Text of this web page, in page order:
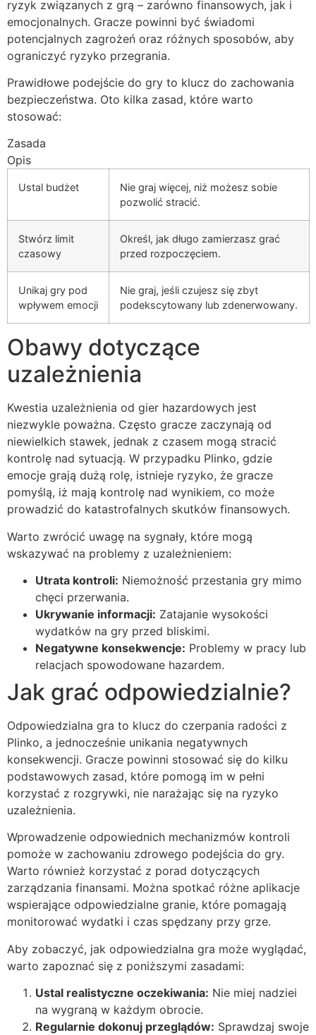
ryzyk związanych z grą – zarówno finansowych, jak i
emocjonalnych. Gracze powinni być świadomi
potencjalnych zagrożeń oraz różnych sposobów, aby
ograniczyć ryzyko przegrania.
Prawidłowe podejście do gry to klucz do zachowania
bezpieczeństwa. Oto kilka zasad, które warto
stosować:
Zasada
Opis
Ustal budżet
Nie graj więcej, niż możesz sobie
pozwolić stracić.
Stwórz limit
czasowy
Określ, jak długo zamierzasz grać
przed rozpoczęciem.
Unikaj gry pod
wpływem emocji
Nie graj, jeśli czujesz się zbyt
podekscytowany lub zdenerwowany.
Obawy dotyczące
uzależnienia
Kwestia uzależnienia od gier hazardowych jest
niezwykle poważna. Często gracze zaczynają od
niewielkich stawek, jednak z czasem mogą stracić
kontrolę nad sytuacją. W przypadku Plinko, gdzie
emocje grają dużą rolę, istnieje ryzyko, że gracze
pomyślą, iż mają kontrolę nad wynikiem, co może
prowadzić do katastrofalnych skutków finansowych.
Warto zwrócić uwagę na sygnały, które mogą
wskazywać na problemy z uzależnieniem:
Utrata kontroli: Niemożność przestania gry mimo
chęci przerwania.
Ukrywanie informacji: Zatajanie wysokości
wydatków na gry przed bliskimi.
Negatywne konsekwencje: Problemy w pracy lub
relacjach spowodowane hazardem.
Jak grać odpowiedzialnie?
Odpowiedzialna gra to klucz do czerpania radości z
Plinko, a jednocześnie unikania negatywnych
konsekwencji. Gracze powinni stosować się do kilku
podstawowych zasad, które pomogą im w pełni
korzystać z rozgrywki, nie narażając się na ryzyko
uzależnienia.
Wprowadzenie odpowiednich mechanizmów kontroli
pomoże w zachowaniu zdrowego podejścia do gry.
Warto również korzystać z porad dotyczących
zarządzania finansami. Można spotkać różne aplikacje
wspierające odpowiedzialne granie, które pomagają
monitorować wydatki i czas spędzany przy grze.
Aby zobaczyć, jak odpowiedzialna gra może wyglądać,
warto zapoznać się z poniższymi zasadami:
Ustal realistyczne oczekiwania: Nie miej nadziei
na wygraną w każdym obrocie.
Regularnie dokonuj przeglądów: Sprawdzaj swoje